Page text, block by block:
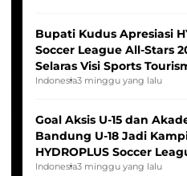
Bupati Kudus Apresiasi
Soccer League All-Stars
Selaras Visi Sports
Indonesia3 minggu yang lalu
Goal Aksis U-15 dan
Bandung U-18 Jadi
HYDROPLUS Soccer
2025/2026
Indonesia3 minggu yang lalu